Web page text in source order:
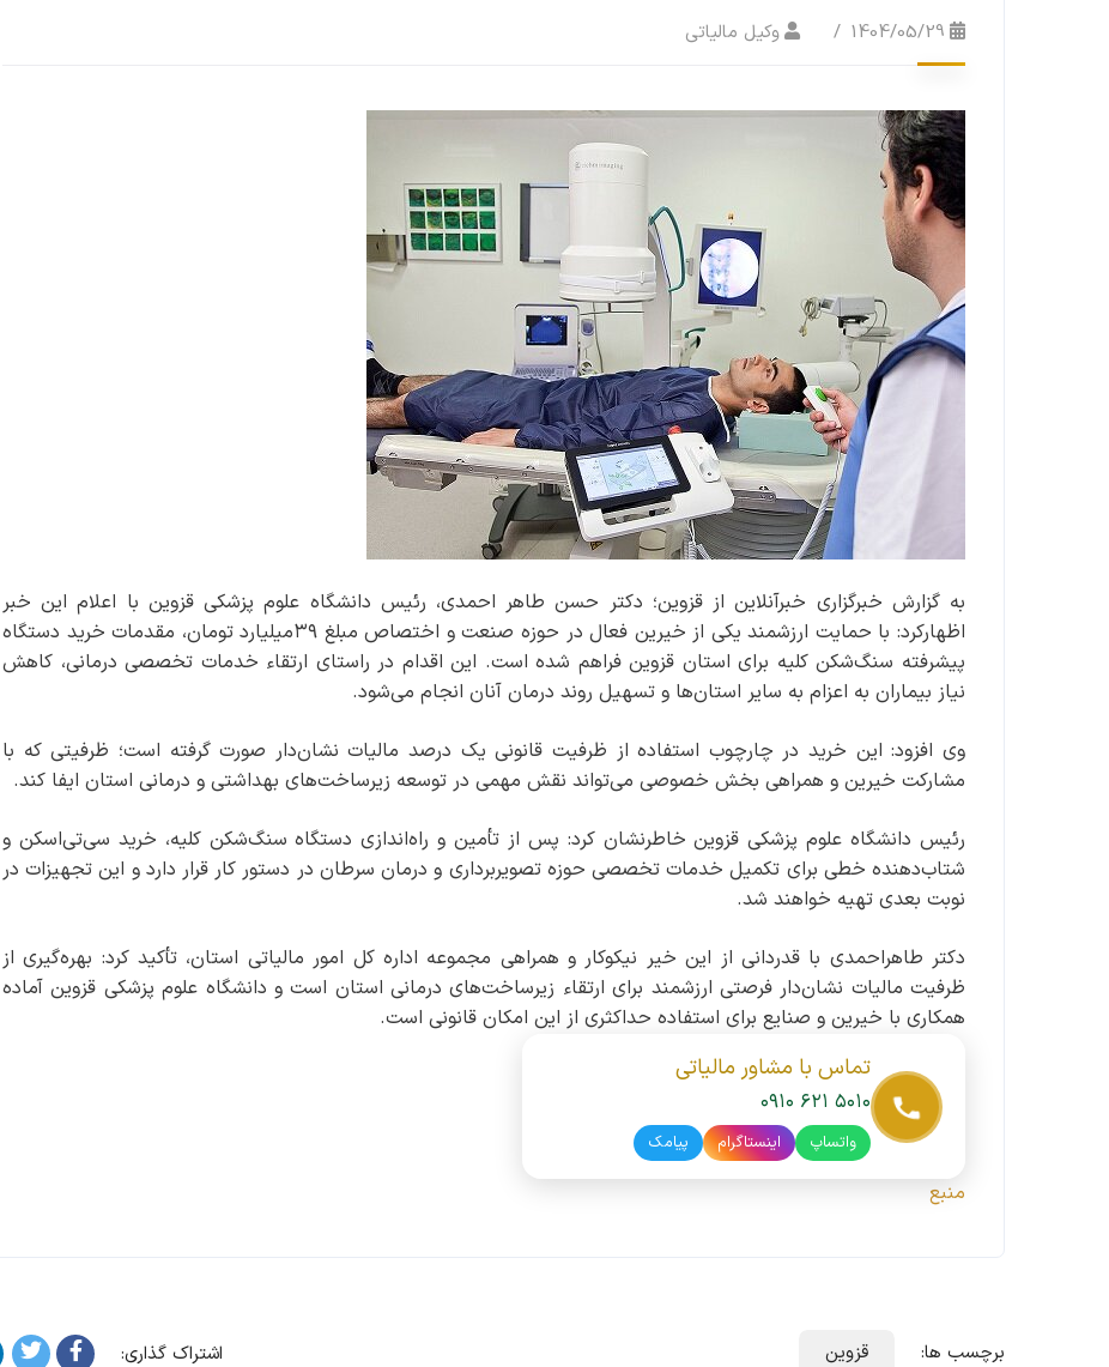
1404/05/29 وکیل مالیاتی
به گزارش خبرگزاری خبرآنلاین از قزوین؛ دکتر حسن طاهر احمدی، رئیس دانشگاه علوم پزشکی قزوین با اعلام این خبر
اظهارکرد: با حمایت ارزشمند یکی از خیرین فعال در حوزه صنعت و اختصاص مبلغ ۳۹میلیارد تومان، مقدمات خرید دستگاه
پیشرفته سنگ‌شکن کلیه برای استان قزوین فراهم شده است. این اقدام در راستای ارتقاء خدمات تخصصی درمانی، کاهش
نیاز بیماران به اعزام به سایر استان‌ها و تسهیل روند درمان آنان انجام می‌شود.
وی افزود: این خرید در چارچوب استفاده از ظرفیت قانونی یک درصد مالیات نشان‌دار صورت گرفته است؛ ظرفیتی که با
مشارکت خیرین و همراهی بخش خصوصی می‌تواند نقش مهمی در توسعه زیرساخت‌های بهداشتی و درمانی استان ایفا کند.
رئیس دانشگاه علوم پزشکی قزوین خاطرنشان کرد: پس از تأمین و راه‌اندازی دستگاه سنگ‌شکن کلیه، خرید سی‌تی‌اسکن و
شتاب‌دهنده خطی برای تکمیل خدمات تخصصی حوزه تصویربرداری و درمان سرطان در دستور کار قرار دارد و این تجهیزات در
نوبت بعدی تهیه خواهند شد.
دکتر طاهراحمدی با قدردانی از این خیر نیکوکار و همراهی مجموعه اداره کل امور مالیاتی استان، تأکید کرد: بهره‌گیری از
ظرفیت مالیات نشان‌دار فرصتی ارزشمند برای ارتقاء زیرساخت‌های درمانی استان است و دانشگاه علوم پزشکی قزوین آماده
همکاری با خیرین و صنایع برای استفاده حداکثری از این امکان قانونی است.
تماس با مشاور مالیاتی
۰۹۱۰ ۶۲۱ ۵۰۱۰
واتساپ اینستاگرام پیامک
منبع
برچسب ها: قزوین اشتراک گذاری: